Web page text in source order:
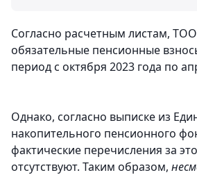
Согласно расчетным листам,
обязательные пенсионные
период с октября 2023 года по
Однако, согласно выписке из
накопительного пенсионного
фактические перечисления за
отсутствуют. Таким образом,